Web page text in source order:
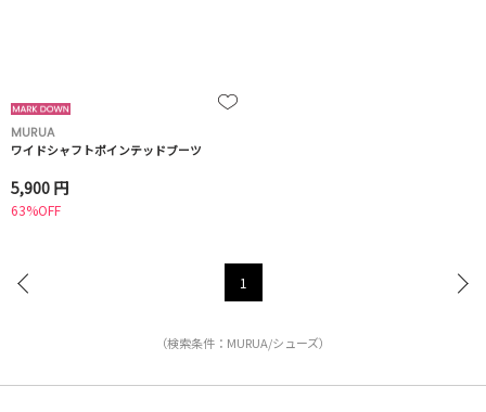
MURUA
ワイドシャフトポインテッドブーツ
5,900 円
63%OFF
1
（検索条件：MURUA/シューズ）